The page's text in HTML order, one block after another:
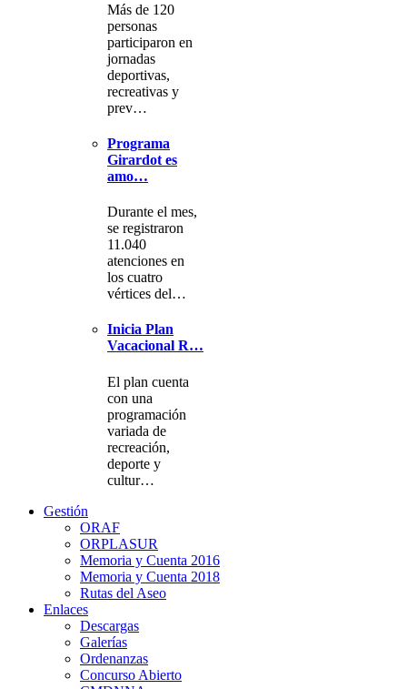
Más de 120
personas
participaron en
jornadas
deportivas,
recreativas y
prev…
Programa
Girardot es
amo…
Durante el mes,
se registraron
11.040
atenciones en
los cuatro
vértices del…
Inicia Plan
Vacacional R…
El plan cuenta
con una
programación
variada de
recreación,
deporte y
cultur…
Gestión
ORAF
ORPLASUR
Memoria y Cuenta 2016
Memoria y Cuenta 2018
Rutas del Aseo
Enlaces
Descargas
Galerías
Ordenanzas
Concurso Abierto